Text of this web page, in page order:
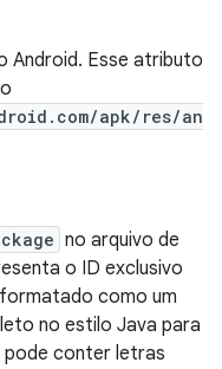
Android. Esse atributo
apk/res/an
no arquivo de
o ID exclusivo
como um
no estilo Java para
pode conter letras